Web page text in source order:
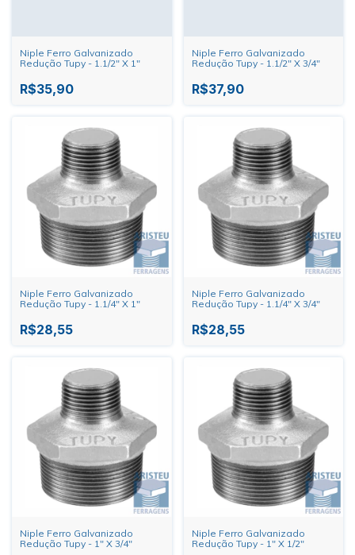
Niple Ferro Galvanizado
Redução Tupy - 1.1/2" X 1"
R$35,90
Niple Ferro Galvanizado
Redução Tupy - 1.1/2" X 3/4"
R$37,90
Niple Ferro Galvanizado
Redução Tupy - 1.1/4" X 1"
R$28,55
Niple Ferro Galvanizado
Redução Tupy - 1.1/4" X 3/4"
R$28,55
Niple Ferro Galvanizado
Redução Tupy - 1" X 3/4"
Niple Ferro Galvanizado
Redução Tupy - 1" X 1/2"